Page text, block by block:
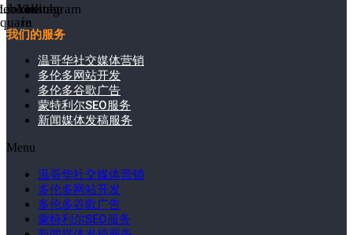
in
Youtube
Instagram
我们的服务
温哥华社交媒体营销
多伦多网站开发
多伦多谷歌广告
蒙特利尔SEO服务
新闻媒体发稿服务
Menu
温哥华社交媒体营销
多伦多网站开发
多伦多谷歌广告
蒙特利尔SEO服务